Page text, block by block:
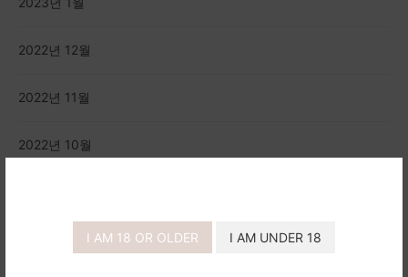
I AM 18 OR OLDER I AM UNDER 18
2022년 12월
2022년 11월
2022년 10월